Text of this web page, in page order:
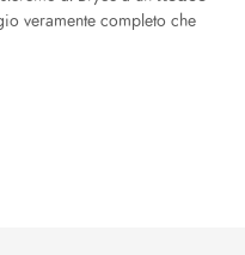
veramente completo che